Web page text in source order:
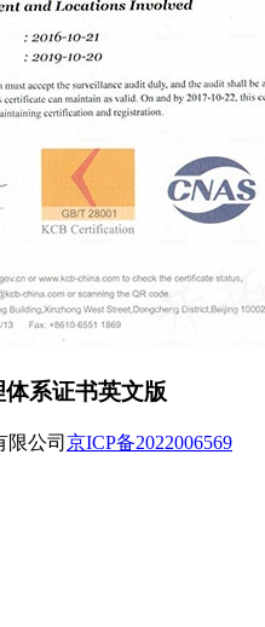
系证书英文版
限公司 京ICP备2022006569